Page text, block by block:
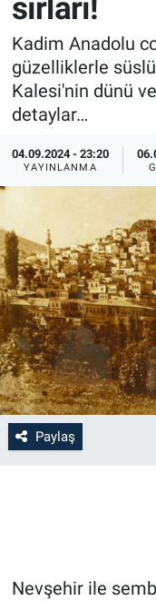
sırları!
Kadim Anadolu
güzelliklerle
Kalesi'nin dünü
detaylar…
04.09.2024 - 23:20
YAYINLANMA
Paylaş
Nevşehir ile
Sağlık
Yerel
Genel
Asayiş
İlan - Duyuru-
Türkiye
Sizden Gelenler
Yaşam
Eğitim
Kültür
3.Sayfa
Medya
Bilim-Tek
Kayseri
İlan - Duyuru-
Türkiye
Sizden Gelenler